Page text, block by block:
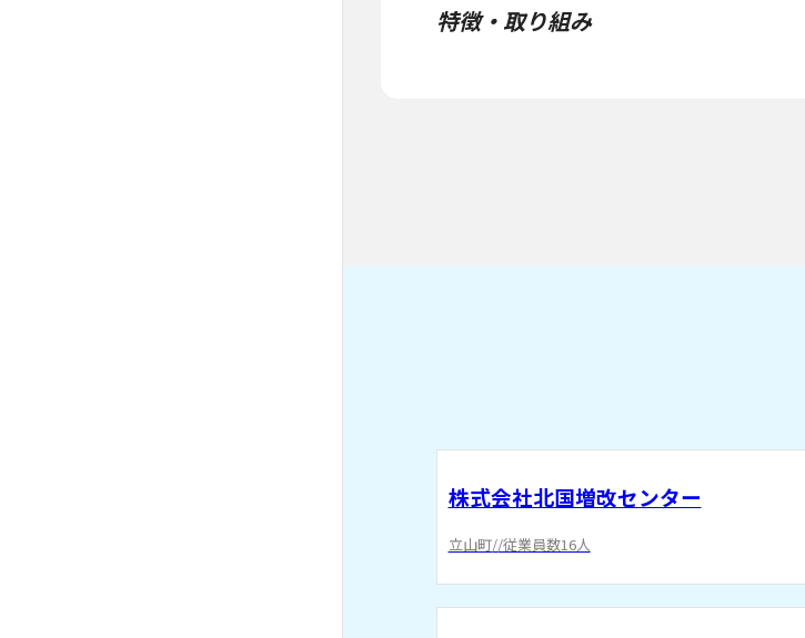
特徴・取り組み
株式会社北国増改センター
立山町//従業員数16人